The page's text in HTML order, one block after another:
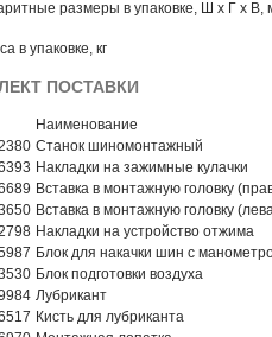
размеры в упаковке, Ш х Г х В,
в упаковке, кг
ПОСТАВКИ
Наименование
Станок шиномонтажный
Накладки на зажимные кулачки
Вставка в монтажную головку
Вставка в монтажную головку
Накладки на устройство отжима
Блок для накачки шин с
Блок подготовки воздуха
Лубрикант
Кисть для лубриканта